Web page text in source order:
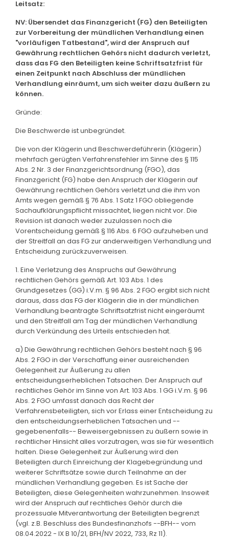
Leitsatz:
NV: Übersendet das Finanzgericht (FG) den Beteiligten
zur Vorbereitung der mündlichen Verhandlung einen
"vorläufigen Tatbestand", wird der Anspruch auf
Gewährung rechtlichen Gehörs nicht dadurch verletzt,
dass das FG den Beteiligten keine Schriftsatzfrist für
einen Zeitpunkt nach Abschluss der mündlichen
Verhandlung einräumt, um sich weiter dazu äußern zu
können.
Gründe:
Die Beschwerde ist unbegründet.
Die von der Klägerin und Beschwerdeführerin (Klägerin)
mehrfach gerügten Verfahrensfehler im Sinne des § 115
Abs. 2 Nr. 3 der Finanzgerichtsordnung (FGO), das
Finanzgericht (FG) habe den Anspruch der Klägerin auf
Gewährung rechtlichen Gehörs verletzt und die ihm von
Amts wegen gemäß § 76 Abs. 1 Satz 1 FGO obliegende
Sachaufklärungspflicht missachtet, liegen nicht vor. Die
Revision ist danach weder zuzulassen noch die
Vorentscheidung gemäß § 116 Abs. 6 FGO aufzuheben und
der Streitfall an das FG zur anderweitigen Verhandlung und
Entscheidung zurückzuverweisen.
1. Eine Verletzung des Anspruchs auf Gewährung
rechtlichen Gehörs gemäß Art. 103 Abs. 1 des
Grundgesetzes (GG) i.V.m. § 96 Abs. 2 FGO ergibt sich nicht
daraus, dass das FG der Klägerin die in der mündlichen
Verhandlung beantragte Schriftsatzfrist nicht eingeräumt
und den Streitfall am Tag der mündlichen Verhandlung
durch Verkündung des Urteils entschieden hat.
a) Die Gewährung rechtlichen Gehörs besteht nach § 96
Abs. 2 FGO in der Verschaffung einer ausreichenden
Gelegenheit zur Äußerung zu allen
entscheidungserheblichen Tatsachen. Der Anspruch auf
rechtliches Gehör im Sinne von Art. 103 Abs. 1 GG i.V.m. § 96
Abs. 2 FGO umfasst danach das Recht der
Verfahrensbeteiligten, sich vor Erlass einer Entscheidung zu
den entscheidungserheblichen Tatsachen und --
gegebenenfalls-- Beweisergebnissen zu äußern sowie in
rechtlicher Hinsicht alles vorzutragen, was sie für wesentlich
halten. Diese Gelegenheit zur Äußerung wird den
Beteiligten durch Einreichung der Klagebegründung und
weiterer Schriftsätze sowie durch Teilnahme an der
mündlichen Verhandlung gegeben. Es ist Sache der
Beteiligten, diese Gelegenheiten wahrzunehmen. Insoweit
wird der Anspruch auf rechtliches Gehör durch die
prozessuale Mitverantwortung der Beteiligten begrenzt
(vgl. z.B. Beschluss des Bundesfinanzhofs --BFH-- vom
08.04.2022 - IX B 10/21, BFH/NV 2022, 733, Rz 11).